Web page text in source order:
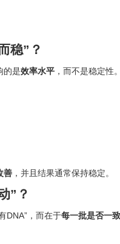
稳”？
的是效率水平 ，而不是稳定性。
善 ，并且结果通常保持稳定。
”？
DNA”，而在于每一批是否一致